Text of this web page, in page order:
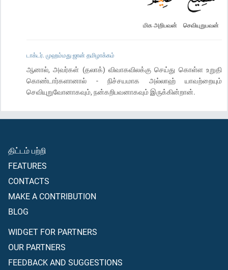
செவியுறுபவன்
மிக அறிபவன்
டாக்டர். முஹம்மது ஜான் தமிழாக்கம்
ஆனால், அவர்கள் (தலாக்) விவாகவிலக்கு செய்து கொள்ள உறுதி
கொண்டார்களானால் - நிச்சயமாக அல்லாஹ் யாவற்றையும்
செவியுறுவோனாகவும், நன்கறிபவனாகவும் இருக்கின்றான்.
திட்டம் பற்றி
FEATURES
CONTACTS
MAKE A CONTRIBUTION
BLOG
WIDGET FOR PARTNERS
OUR PARTNERS
FEEDBACK AND SUGGESTIONS